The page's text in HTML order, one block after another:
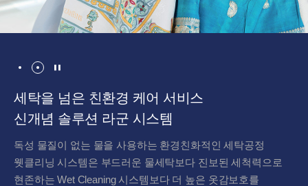
멈춤
Beebot OS를 탑재한
업계 최초 키오스크 무인안내 시스템
회원 관리, 매출 집계 및 세탁 장비 On/Off가 가능하며
고객에게 포인트를 원격으로 전송하여 바로 매장에서 사용할
수 있고, 고객은 카드 구매와 충전, 결제, 포인트 적립 및
세탁을 넘은 친환경 케어 서비스
신개념 솔루션 라군 시스템
독성 물질이 없는 물을 사용하는 환경친화적인 세탁공정
웻클리닝 시스템은 부드러운 물세탁보다 진보된 세척력으로
현존하는 Wet Cleaning 시스템보다 더 높은 옷감보호를